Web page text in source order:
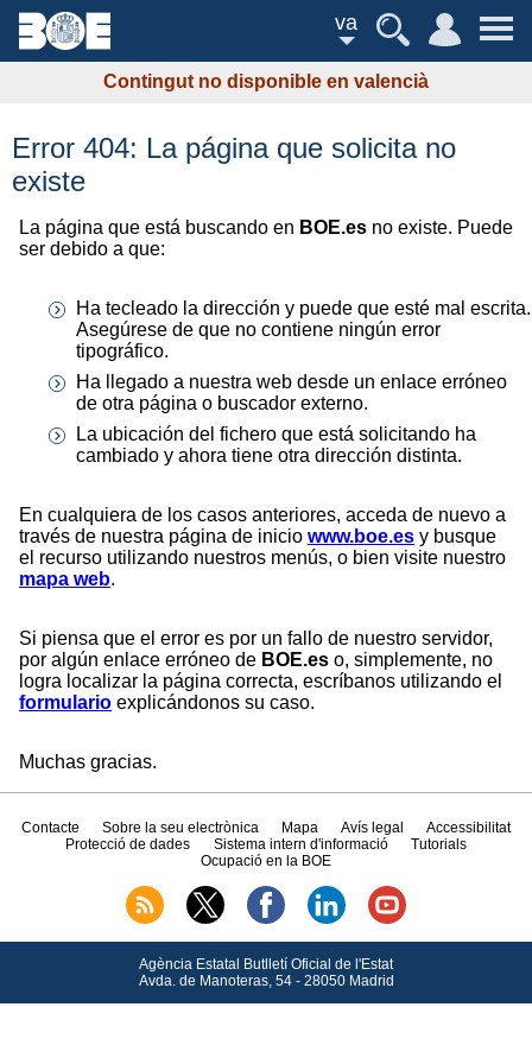
va
Contingut no disponible en valencià
Error 404: La página que solicita no
existe
La página que está buscando en BOE.es no existe. Puede
ser debido a que:
Ha tecleado la dirección y puede que esté mal escrita.
Asegúrese de que no contiene ningún error
tipográfico.
Ha llegado a nuestra web desde un enlace erróneo
de otra página o buscador externo.
La ubicación del fichero que está solicitando ha
cambiado y ahora tiene otra dirección distinta.
En cualquiera de los casos anteriores, acceda de nuevo a
través de nuestra página de inicio www.boe.es y busque
el recurso utilizando nuestros menús, o bien visite nuestro
mapa web.
Si piensa que el error es por un fallo de nuestro servidor,
por algún enlace erróneo de BOE.es o, simplemente, no
logra localizar la página correcta, escríbanos utilizando el
formulario explicándonos su caso.
Muchas gracias.
Contacte Sobre la seu electrònica Mapa Avís legal
Accessibilitat
Protecció de dades
Sistema intern d'informació
Tutorials
Ocupació en la BOE
Agència Estatal Butlletí Oficial de l'Estat
Avda.de Manoteras, 54 - 28050 Madrid